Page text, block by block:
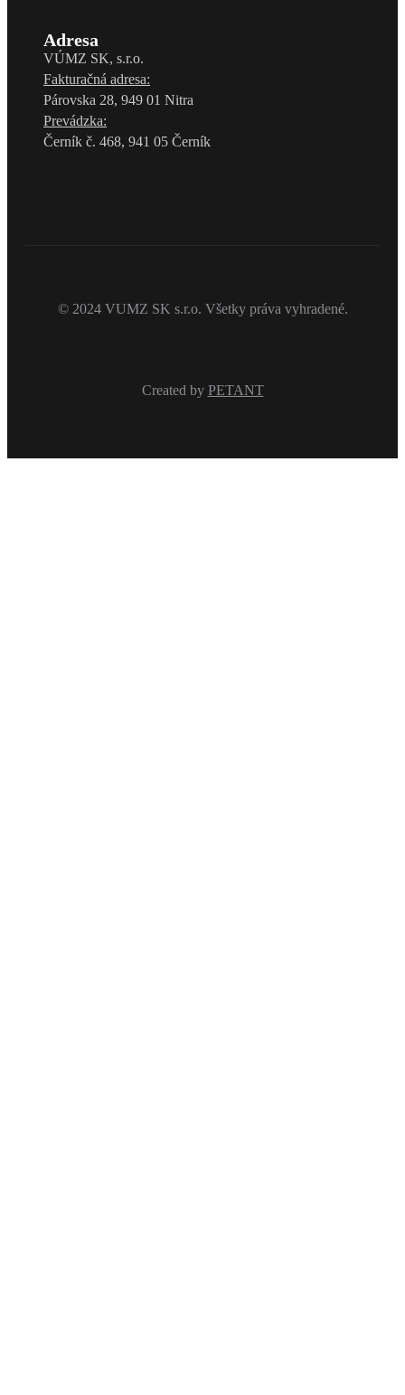
Adresa
VÚMZ SK, s.r.o.
Fakturačná adresa:
Párovska 28, 949 01 Nitra
Prevádzka:
Černík č. 468, 941 05 Černík
© 2024 VUMZ SK s.r.o. Všetky práva vyhradené.
Created by PETANT